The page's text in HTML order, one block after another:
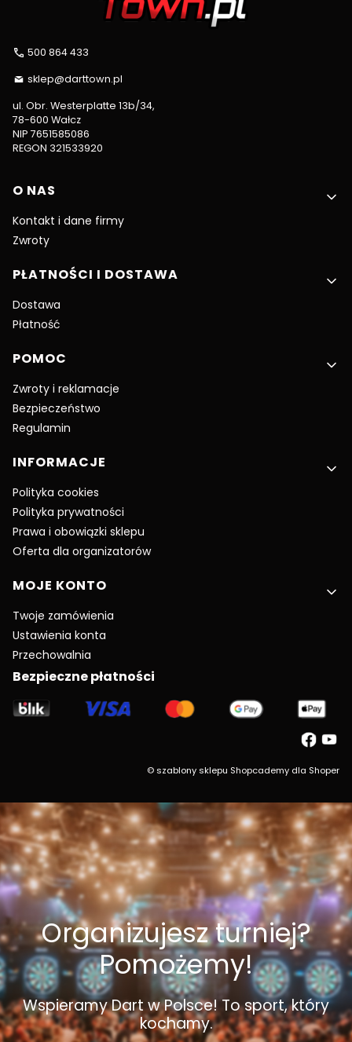
500 864 433
sklep@darttown.pl
ul. Obr. Westerplatte 13b/34,
78-600 Wałcz
NIP 7651585086
REGON 321533920
Linki w stopce
O NAS
Kontakt i dane firmy
Zwroty
PŁATNOŚCI I DOSTAWA
Dostawa
Płatność
POMOC
Zwroty i reklamacje
Bezpieczeństwo
Regulamin
INFORMACJE
Polityka cookies
Polityka prywatności
Prawa i obowiązki sklepu
Oferta dla organizatorów
MOJE KONTO
Twoje zamówienia
Ustawienia konta
Przechowalnia
Bezpieczne płatności
©szablony sklepu Shopcademy dla Shoper
Organizujesz turniej?
Pomożemy!
Wspieramy Dart w Polsce! To sport, który
kochamy.